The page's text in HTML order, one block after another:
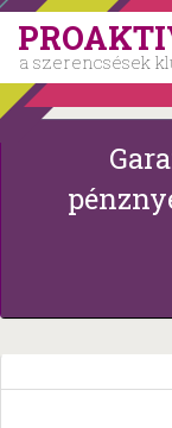
a szerencsések